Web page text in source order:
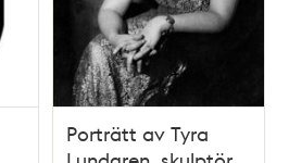
Porträtt av Tyra